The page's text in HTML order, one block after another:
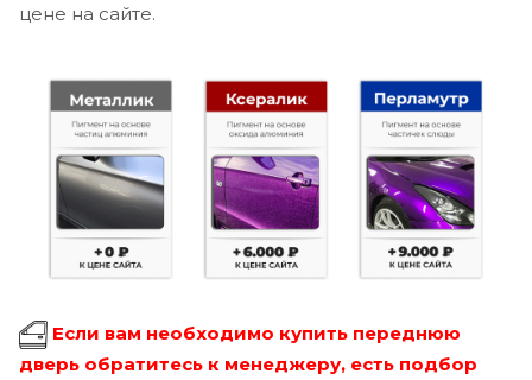
цене на сайте.
Если вам необходимо купить переднюю
дверь обратитесь к менеджеру, есть подбор